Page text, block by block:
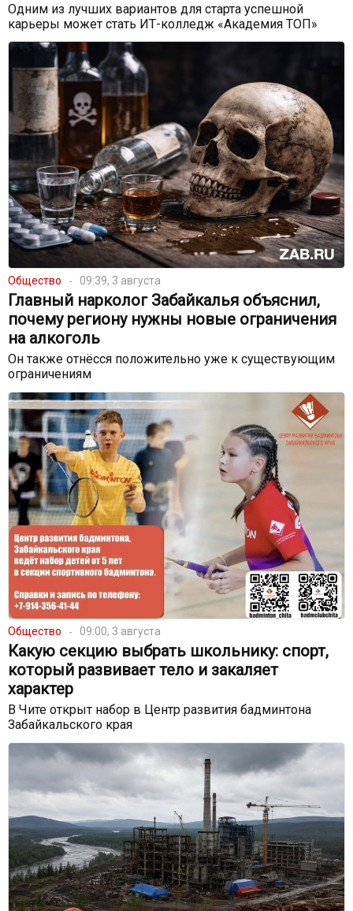
Одним из лучших вариантов для старта успешной
карьеры может стать ИТ-колледж «Академия ТОП»
Общество 09:39, 3 августа
Главный нарколог Забайкалья объяснил,
почему региону нужны новые ограничения
на алкоголь
Он также отнёсся положительно уже к существующим
ограничениям
Общество 09:00, 3 августа
Какую секцию выбрать школьнику: спорт,
который развивает тело и закаляет
характер
В Чите открыт набор в Центр развития бадминтона
Забайкальского края